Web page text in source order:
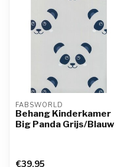
FABSWORLD
Behang Kinderkamer
Big Panda Grijs/Blauw
€39,95